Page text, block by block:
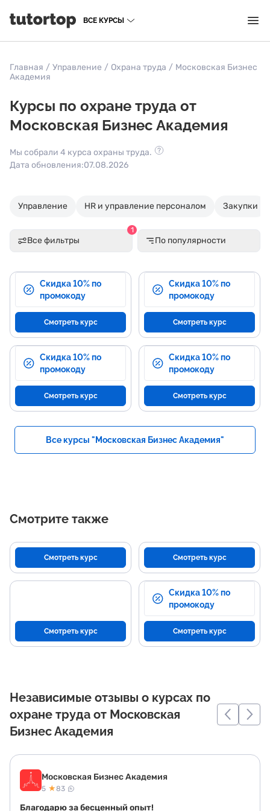
ВСЕ КУРСЫ
Главная / Управление / Охрана труда / Московская Бизнес
Академия
Курсы по охране труда от
Московская Бизнес Академия
Мы собрали 4 курса охраны труда.
Дата обновления:07.08.2026
Управление HR и управление персоналом Закупки
Все фильтры
1
По популярности
Скидка 10% по
промокоду
Смотреть курс
Скидка 10% по
промокоду
Смотреть курс
Скидка 10% по
промокоду
Смотреть курс
Скидка 10% по
промокоду
Смотреть курс
Все курсы "Московская Бизнес Академия"
Смотрите также
Смотреть курс Смотреть курс
Смотреть курс
Скидка 10% по
промокоду
Смотреть курс
Независимые отзывы о курсах по
охране труда от Московская
Бизнес Академия
Московская Бизнес Академия
5 ★83
Благодарю за бесценный опыт!